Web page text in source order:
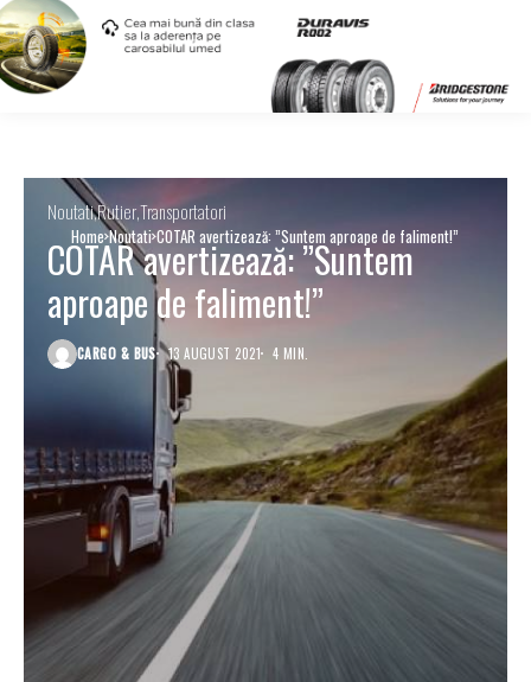
Home Noutati COTAR avertizează: ”Suntem aproape de faliment!”
NoutatiRutierTransportatori
COTAR avertizează: ”Suntem
aproape de faliment!”
CARGO & BUS 13 AUGUST 2021 4 MIN.